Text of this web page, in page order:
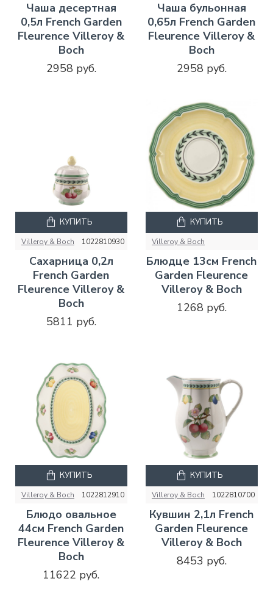
Чаша десертная
0,5л French Garden
Fleurence Villeroy &
Boch
2958 руб.
Чаша бульонная
0,65л French Garden
Fleurence Villeroy &
Boch
2958 руб.
Villeroy & Boch 1022810930
Сахарница 0,2л
French Garden
Fleurence Villeroy &
Boch
5811 руб.
КУПИТЬ
Villeroy & Boch
Блюдце 13см French
Garden Fleurence
Villeroy & Boch
1268 руб.
КУПИТЬ
Villeroy & Boch 1022812910
Блюдо овальное
44см French Garden
Fleurence Villeroy &
Boch
11622 руб.
КУПИТЬ
Villeroy & Boch 1022810700
Кувшин 2,1л French
Garden Fleurence
Villeroy & Boch
8453 руб.
КУПИТЬ